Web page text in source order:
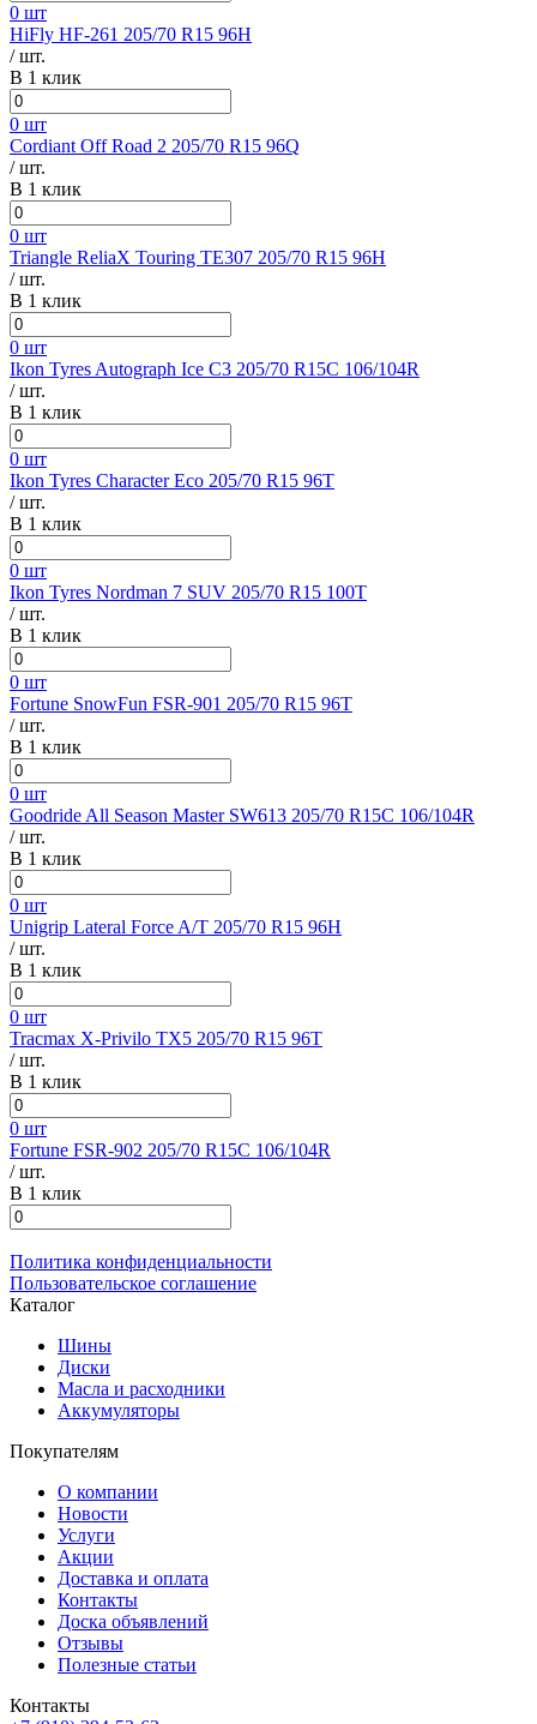
0 шт
HiFly HF-261 205/70 R15 96H
/ шт.
В 1 клик
0 шт
Cordiant Off Road 2 205/70 R15 96Q
/ шт.
В 1 клик
0 шт
Triangle ReliaX Touring TE307 205/70 R15 96H
/ шт.
В 1 клик
0 шт
Ikon Tyres Autograph Ice C3 205/70 R15C 106/104R
/ шт.
В 1 клик
0 шт
Ikon Tyres Character Eco 205/70 R15 96T
/ шт.
В 1 клик
0 шт
Ikon Tyres Nordman 7 SUV 205/70 R15 100T
/ шт.
В 1 клик
0 шт
Fortune SnowFun FSR-901 205/70 R15 96T
/ шт.
В 1 клик
0 шт
Goodride All Season Master SW613 205/70 R15C 106/104R
/ шт.
В 1 клик
0 шт
Unigrip Lateral Force A/T 205/70 R15 96H
/ шт.
В 1 клик
0 шт
Tracmax X-Privilo TX5 205/70 R15 96T
/ шт.
В 1 клик
0 шт
Fortune FSR-902 205/70 R15C 106/104R
/ шт.
В 1 клик
Политика конфиденциальности
Пользовательское соглашение
Каталог
Шины
Диски
Масла и расходники
Аккумуляторы
Покупателям
О компании
Новости
Услуги
Акции
Доставка и оплата
Контакты
Доска объявлений
Отзывы
Полезные статьи
Контакты